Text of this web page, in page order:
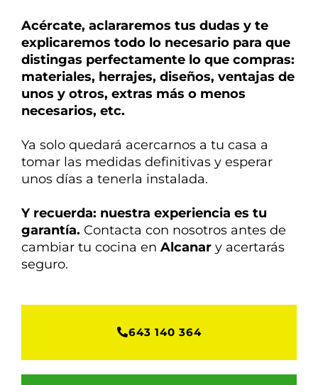
Acércate, aclararemos tus dudas y te
explicaremos todo lo necesario para que
distingas perfectamente lo que compras:
materiales, herrajes, diseños, ventajas de
unos y otros, extras más o menos
necesarios, etc.
Ya solo quedará acercarnos a tu casa a
tomar las medidas definitivas y esperar
unos días a tenerla instalada.
Y recuerda: nuestra experiencia es tu
garantía. Contacta con nosotros antes de
cambiar tu cocina en Alcanar y acertarás
seguro.
643 140 364